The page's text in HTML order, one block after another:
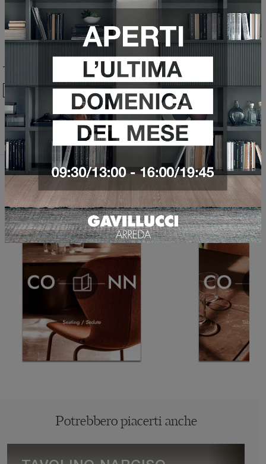
Sfoglia i cataloghi
Ho preso visione dellaPrivacy Policy
Invia
Potrebbero piacerti anche